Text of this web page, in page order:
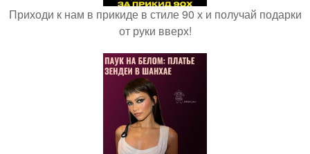
Приходи к нам в прикиде в стиле 90 х и получай подарки
от руки вверх!